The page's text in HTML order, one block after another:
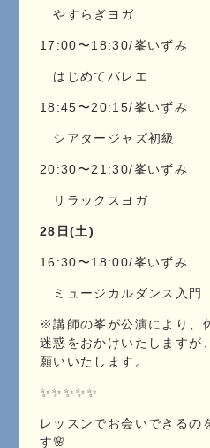
やすらぎヨガ
17:00〜18:30/峯いずみ
はじめてバレエ
18:45〜20:15/峯いずみ
シアタージャズ初級
20:30〜21:30/峯いずみ
リラックスヨガ
28日(土)
16:30〜18:00/峯いずみ
ミュージカルダンス入門
※講師の峯が公演により、
迷惑をおかけいたしますが
願いいたします。
✨✨✨✨✨
レッスンでお会いできるの
す🌸